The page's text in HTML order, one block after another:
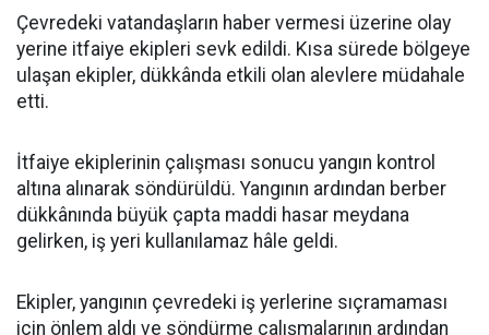
Çevredeki vatandaşların haber vermesi üzerine olay
yerine itfaiye ekipleri sevk edildi. Kısa sürede bölgeye
ulaşan ekipler, dükkânda etkili olan alevlere müdahale
etti.
İtfaiye ekiplerinin çalışması sonucu yangın kontrol
altına alınarak söndürüldü. Yangının ardından berber
dükkânında büyük çapta maddi hasar meydana
gelirken, iş yeri kullanılamaz hâle geldi.
Ekipler, yangının çevredeki iş yerlerine sıçramaması
için önlem aldı ve söndürme çalışmalarının ardından